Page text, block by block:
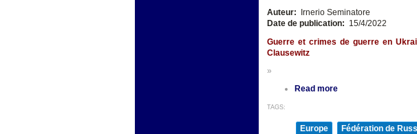
Auteur:
Irnerio Seminatore
Date de publication: 15/4/2022
Guerre et crimes de guerre en
Clausewitz
»
Read more
TAGS:
Europe Fédération de